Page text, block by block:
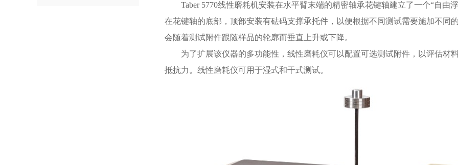
Taber 5770线性磨耗机安装在水平臂末端的精密轴承花键轴建立了一个“自
在花键轴的底部，顶部安装有砝码支撑承托件，以便根据不同测试需要施加不同
会随着测试附件跟随样品的轮廓而垂直上升或下降。
为了扩展该仪器的多功能性，线性磨耗仪可以配置可选测试附件，以评估材
抵抗力。线性磨耗仪可用于湿式和干式测试。